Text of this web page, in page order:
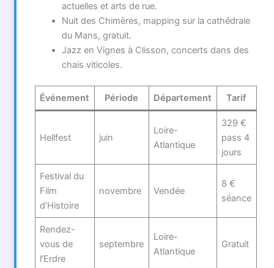
actuelles et arts de rue.
Nuit des Chimères, mapping sur la cathédrale
du Mans, gratuit.
Jazz en Vignes à Clisson, concerts dans des
chais viticoles.
Événement Période Département Tarif
Hellfest juin
Loire-
Atlantique
329 €
pass 4
jours
Festival du
Film
d’Histoire
novembre Vendée
8 €
séance
Rendez-
vous de
l’Erdre
septembre
Loire-
Atlantique
Gratuit